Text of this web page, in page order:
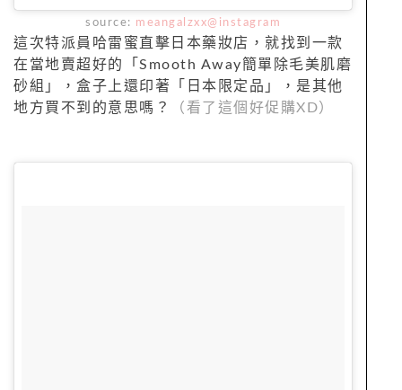
source: meangalzxx@instagram
這次特派員哈雷蜜直擊日本藥妝店，就找到一款
在當地賣超好的「Smooth Away簡單除毛美肌磨
砂組」，盒子上還印著「日本限定品」，是其他
地方買不到的意思嗎？
（看了這個好促購XD）